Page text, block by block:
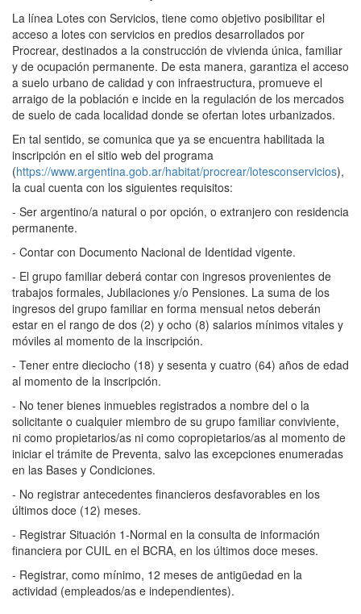
La línea Lotes con Servicios, tiene como objetivo posibilitar el
acceso a lotes con servicios en predios desarrollados por
Procrear, destinados a la construcción de vivienda única, familiar
y de ocupación permanente. De esta manera, garantiza el acceso
a suelo urbano de calidad y con infraestructura, promueve el
arraigo de la población e incide en la regulación de los mercados
de suelo de cada localidad donde se ofertan lotes urbanizados.
En tal sentido, se comunica que ya se encuentra habilitada la
inscripción en el sitio web del programa
(https://www.argentina.gob.ar/habitat/procrear/lotesconservicios),
la cual cuenta con los siguientes requisitos:
- Ser argentino/a natural o por opción, o extranjero con residencia
permanente.
- Contar con Documento Nacional de Identidad vigente.
- El grupo familiar deberá contar con ingresos provenientes de
trabajos formales, Jubilaciones y/o Pensiones. La suma de los
ingresos del grupo familiar en forma mensual netos deberán
estar en el rango de dos (2) y ocho (8) salarios mínimos vitales y
móviles al momento de la inscripción.
- Tener entre dieciocho (18) y sesenta y cuatro (64) años de edad
al momento de la inscripción.
- No tener bienes inmuebles registrados a nombre del o la
solicitante o cualquier miembro de su grupo familiar conviviente,
ni como propietarios/as ni como copropietarios/as al momento de
iniciar el trámite de Preventa, salvo las excepciones enumeradas
en las Bases y Condiciones.
- No registrar antecedentes financieros desfavorables en los
últimos doce (12) meses.
- Registrar Situación 1-Normal en la consulta de información
financiera por CUIL en el BCRA, en los últimos doce meses.
- Registrar, como mínimo, 12 meses de antigüedad en la
actividad (empleados/as e independientes).